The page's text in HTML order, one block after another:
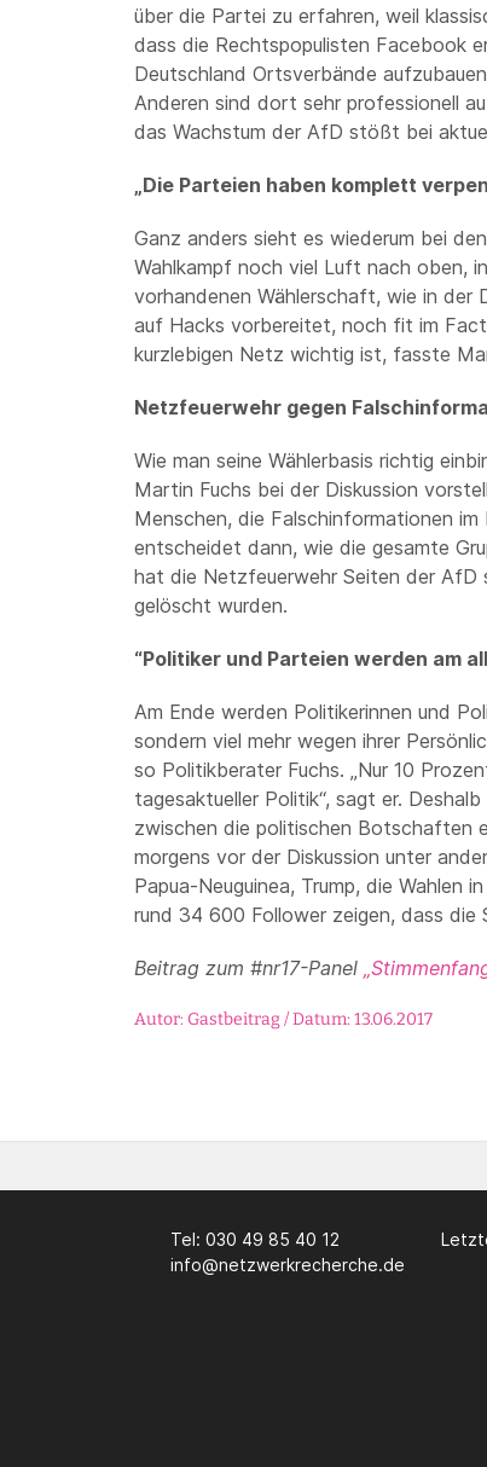
über die Partei zu erfahren, weil
dass die Rechtspopulisten Facebook
Deutschland Ortsverbände
Anderen sind dort sehr professionell
das Wachstum der AfD stößt bei
„Die Parteien haben komplett
Ganz anders sieht es wiederum bei
Wahlkampf noch viel Luft nach oben,
vorhandenen Wählerschaft, wie in der
auf Hacks vorbereitet, noch fit im
kurzlebigen Netz wichtig ist, fasste
Netzfeuerwehr gegen
Wie man seine Wählerbasis richtig
Martin Fuchs bei der Diskussion
Menschen, die Falschinformationen
entscheidet dann, wie die gesamte
hat die Netzfeuerwehr Seiten der
gelöscht wurden.
“Politiker und Parteien werden am
Am Ende werden Politikerinnen und
sondern viel mehr wegen ihrer
so Politikberater Fuchs. „Nur 10
tagesaktueller Politik“, sagt er.
zwischen die politischen Botschaften
morgens vor der Diskussion unter
Papua-Neuguinea, Trump, die Wahlen
rund 34 600 Follower zeigen, dass die
Beitrag zum #nr17-Panel
Autor: Gastbeitrag / Datum: 13.06.2017
Tel: 030 49 85 40 12
info@netzwerkrecherche.de